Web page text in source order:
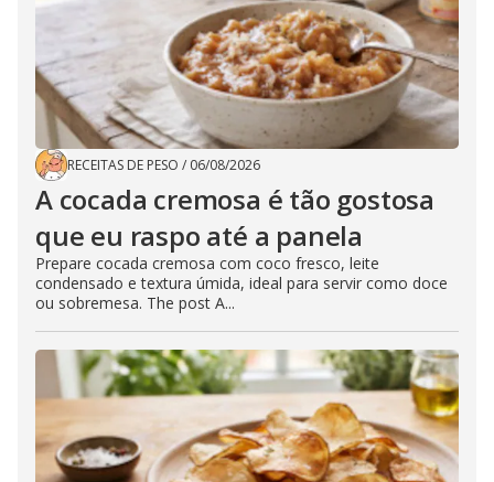
RECEITAS DE PESO / 06/08/2026
A cocada cremosa é tão gostosa
que eu raspo até a panela
Prepare cocada cremosa com coco fresco, leite
condensado e textura úmida, ideal para servir como doce
ou sobremesa. The post A...